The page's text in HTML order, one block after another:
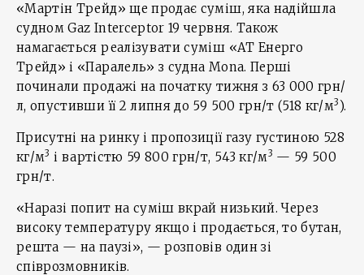
«Мартін Трейд» ще продає суміш, яка надійшла
судном Gaz Interceptor 19 червня. Також
намагається реалізувати суміш «АТ Енерго
Трейд» і «Паралель» з судна Mona. Перші
починали продажі на початку тижня з 63 000 грн/
л, опустивши її 2 липня до 59 500 грн/т (518 кг/м3 ).
Присутні на ринку і пропозиції газу густиною 528
кг/м3 і вартістю 59 800 грн/т, 543 кг/м3 — 59 500
грн/т.
«Наразі попит на суміш вкрай низький. Через
високу температуру якщо і продається, то бутан,
решта — на паузі», — розповів один зі
співрозмовників.